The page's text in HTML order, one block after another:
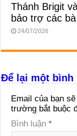
Thánh Brigit
bảo trợ các
24/07/2026
Để lại một bình
Email của bạn
trường bắt buộc
Bình luận*